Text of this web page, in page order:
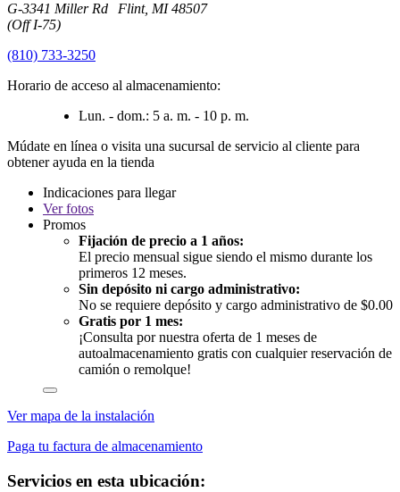
G-3341 Miller Rd Flint, MI 48507
(Off I-75)
(810) 733-3250
Horario de acceso al almacenamiento:
Lun. - dom.: 5 a. m. - 10 p. m.
Múdate en línea o visita una sucursal de servicio al cliente para
obtener ayuda en la tienda
Indicaciones para llegar
Verfotos
Promos
Fijación de precio a 1 años:
El precio mensual sigue siendo el mismo durante los
primeros 12 meses.
Sin depósito ni cargo administrativo:
No se requiere depósito y cargo administrativo de $0.00
Gratis por 1 mes:
¡Consulta por nuestra oferta de 1 meses de
autoalmacenamiento gratis con cualquier reservación de
camión o remolque!
Ver mapa de la instalación
Paga tu factura de almacenamiento
Servicios en esta ubicación: